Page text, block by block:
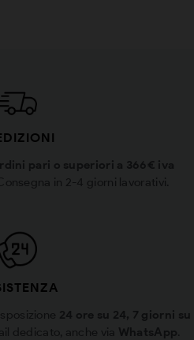
pari o superiori a 366€ iva
in 2-4 giorni lavorativi.
24 ore su 24, 7 giorni su
dedicato, anche via WhatsApp